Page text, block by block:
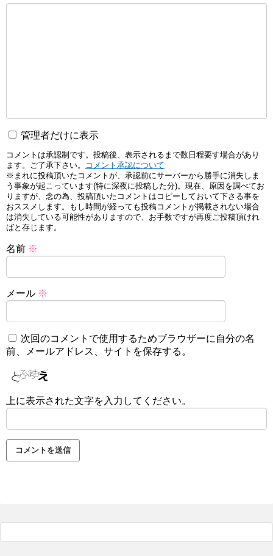
管理者だけに表示
コメントは承認制です。投稿後、表示されるまで数日程要す場合があり
ます。ご了承下さい。
コメント承認について
※まれに投稿頂いたコメントが、承認前にサーバーから勝手に消失しま
う事象が起こっています(特に深夜に投稿した分)。現在、原因を調べてお
りますが、念の為、投稿頂いたコメントはコピーしておいて下さる事を
おススメします。もし時間が経っても投稿コメントが掲載されない場合
は消失している可能性がありますので、お手数ですが再度ご投稿頂けれ
ばと存じます。
名前 ※
メール ※
次回のコメントで使用するためブラウザーに自分の名
前、メールアドレス、サイトを保存する。
上に表示された文字を入力してください。